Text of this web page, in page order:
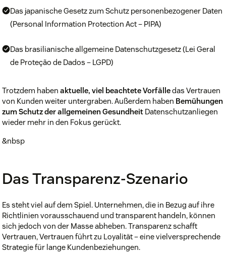
Das japanische Gesetz zum Schutz personenbezogener Daten
(Personal Information Protection Act – PIPA)
Das brasilianische allgemeine Datenschutzgesetz (Lei Geral
de Proteção de Dados – LGPD)
Trotzdem haben aktuelle, viel beachtete Vorfälledas Vertrauen
von Kunden weiter untergraben. Außerdem haben Bemühungen
zum Schutz der allgemeinen Gesundheit Datenschutzanliegen
wieder mehr in den Fokus gerückt.
&nbsp
Das Transparenz-Szenario
Es steht viel auf dem Spiel. Unternehmen, die in Bezug auf ihre
Richtlinien vorausschauend und transparent handeln, können
sich jedoch von der Masse abheben. Transparenz schafft
Vertrauen, Vertrauen führt zu Loyalität – eine vielversprechende
Strategie für lange Kundenbeziehungen.